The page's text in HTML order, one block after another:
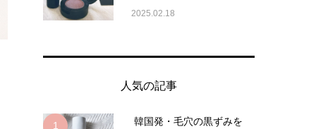
2025.02.18
人気の記事
1
韓国発・毛穴の黒ずみを